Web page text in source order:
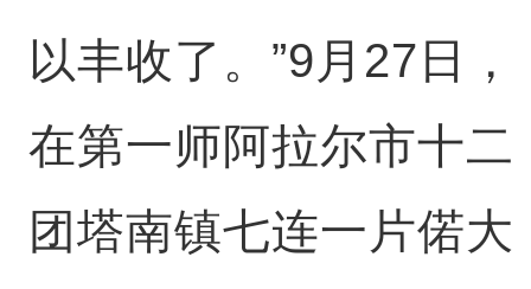
以丰收了。”9月27日，
在第一师阿拉尔市十二
团塔南镇七连一片偌大